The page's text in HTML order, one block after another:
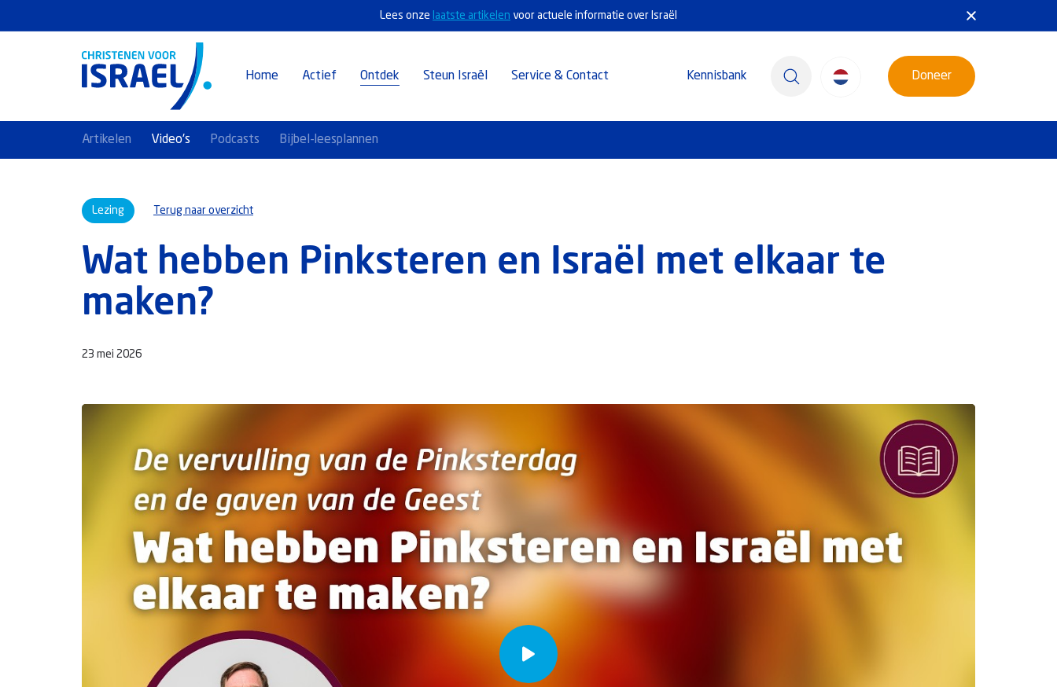
Lees onze laatste artikelen voor actuele informatie over Israël
Home Actief Ontdek Steun Israël Service & Contact Kennisbank Doneer
Artikelen Video's Podcasts Bijbel-leesplannen
Lezing Terug naar overzicht
Wat hebben Pinksteren en Israël met elkaar te
maken?
23 mei 2026